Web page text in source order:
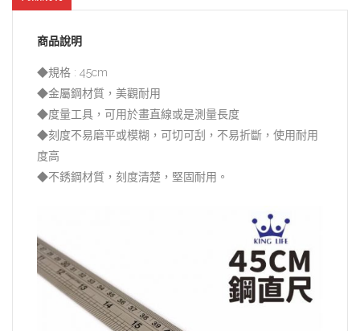
商品說明
◆規格 : 45cm
◆金屬鋼材質，美觀耐用
◆度量工具，可用於畫直線或是測量長度
◆刻度不易磨平或模糊，可切可刮，不易折斷，使用耐用
度高
◆不銹鋼材質，刻度清楚，堅固耐用。